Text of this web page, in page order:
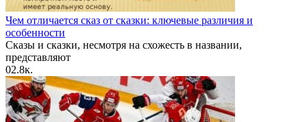
Чем отличается сказ от сказки: ключевые различия и
особенности
Сказы и сказки, несмотря на схожесть в названии,
представляют
02.8к.